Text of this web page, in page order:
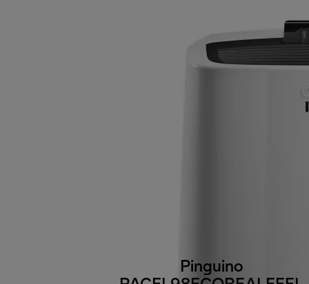
Pinguino